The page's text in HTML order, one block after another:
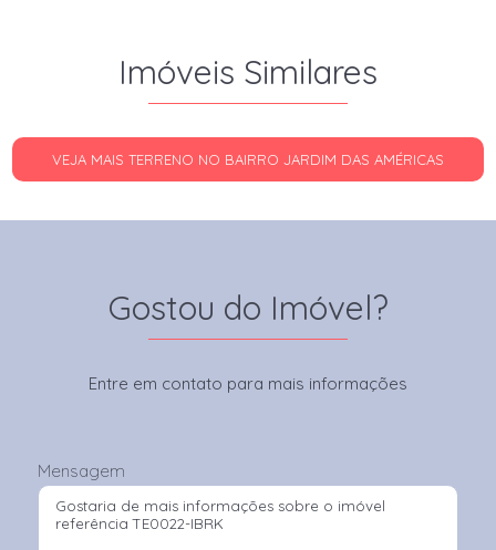
Imóveis Similares
VEJA MAIS TERRENO NO BAIRRO JARDIM DAS AMÉRICAS
Gostou do Imóvel?
Entre em contato para mais informações
Mensagem